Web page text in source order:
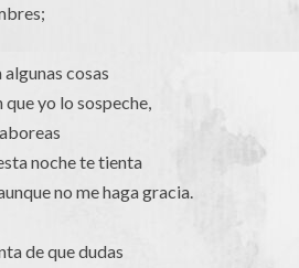
cosas
yo lo sospeche,
noche te tienta
no me haga gracia.
de que dudas